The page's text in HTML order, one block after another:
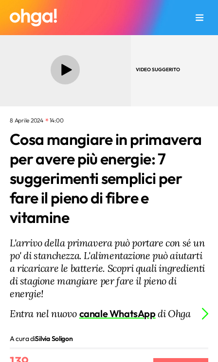
VIDEO SUGGERITO
8 Aprile 2024 14:00
Cosa mangiare in primavera
per avere più energie: 7
suggerimenti semplici per
fare il pieno di fibre e
vitamine
L'arrivo della primavera può portare con sé un
po' di stanchezza. L'alimentazione può aiutarti
a ricaricare le batterie. Scopri quali ingredienti
di stagione mangiare per fare il pieno di
energie!
Entra nel nuovo canale WhatsAppdi Ohga
A cura diSilvia Soligon